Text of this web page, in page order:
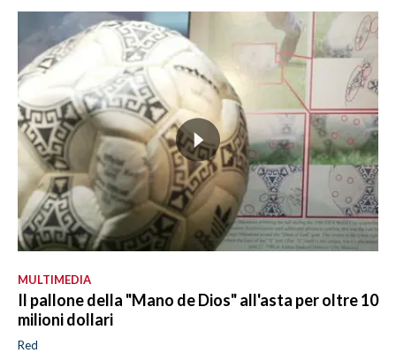
MULTIMEDIA
Il pallone della "Mano de Dios" all'asta per oltre 10
milioni dollari
Red